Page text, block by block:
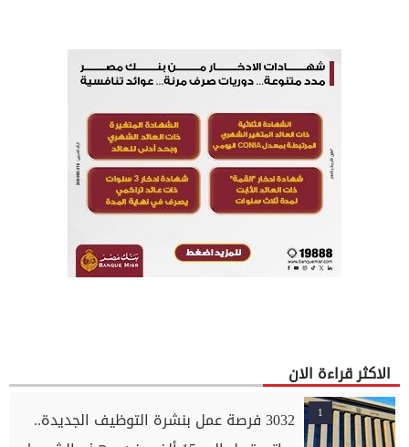
الاكثر قراءة الان
1
3032 فرصة عمل بنشرة التوظيف الجديدة..